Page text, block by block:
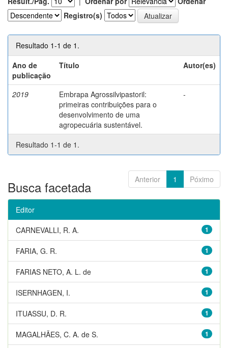
Registro(s)
Resultado 1-1 de 1.
Ano de
publicação
Título Autor(es)
2019
Embrapa Agrossilvipastoril:
primeiras contribuições para o
desenvolvimento de uma
agropecuária sustentável.
-
Resultado 1-1 de 1.
Anterior 1 Póximo
Busca facetada
Editor
1
CARNEVALLI, R. A.
1
FARIA, G. R.
1
FARIAS NETO, A. L. de
1
ISERNHAGEN, I.
1
ITUASSU, D. R.
1
MAGALHÃES, C. A. de S.